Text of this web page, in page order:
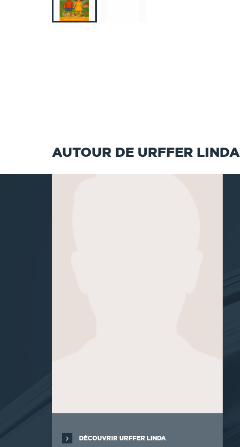
AUTOUR DE URFFER LINDA
DÉCOUVRIR URFFER LINDA